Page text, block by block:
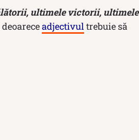
ultimele victorii, ultimele
deoareceadjectivul trebuie să